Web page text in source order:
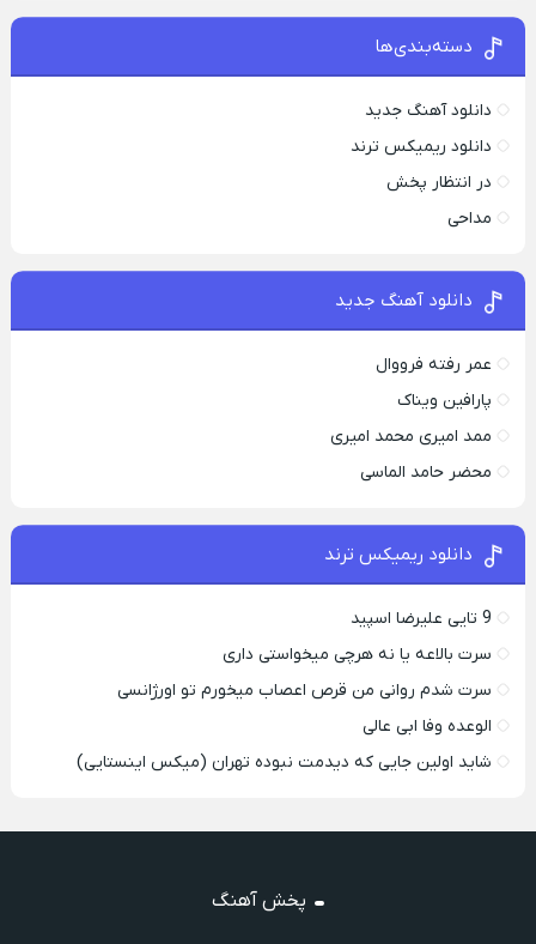
دسته‌بندی‌ها
دانلود آهنگ جدید
دانلود ریمیکس ترند
در انتظار پخش
مداحی
دانلود آهنگ جدید
عمر رفته فرووال
پارافين ویناک
ممد امیری محمد امیری
محضر حامد الماسی
دانلود ریمیکس ترند
9 تایی علیرضا اسپید
سرت بالاعه یا نه هرچی میخواستی داری
سرت شدم روانی من قرص اعصاب میخورم تو اورژانسی
الوعده وفا ابی عالی
شاید اولین جایی که دیدمت نبوده تهران (میکس اینستایی)
پخش آهنگ